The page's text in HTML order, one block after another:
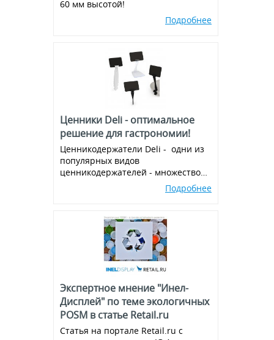
Пластиковые крючки на
эконом-панель и перфорацию
60 мм высотой!
Подробнее
Ценники Deli - оптимальное
решение для гастрономии!
Ценникодержатели Deli - одни из
популярных видов
ценникодержателей - множество
вариантов и комбинаций, всегда в
Подробнее
Экспертное мнение "Инел-
Дисплей" по теме экологичных
POSM в статье Retail.ru
Статья на портале Retail.ru с